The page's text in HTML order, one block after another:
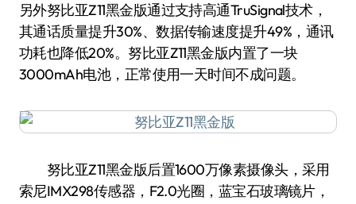
另外努比亚Z11黑金版通过支持高通TruSignal技术，
其通话质量提升30%、数据传输速度提升49%，通讯
功耗也降低20%。努比亚Z11黑金版内置了一块
3000mAh电池，正常使用一天时间不成问题。
努比亚Z11黑金版后置1600万像素摄像头，采用
索尼IMX298传感器，F2.0光圈，蓝宝石玻璃镜片，